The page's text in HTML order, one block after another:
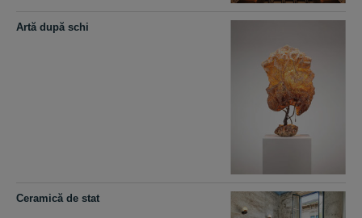
Artă după schi
Ceramică de stat